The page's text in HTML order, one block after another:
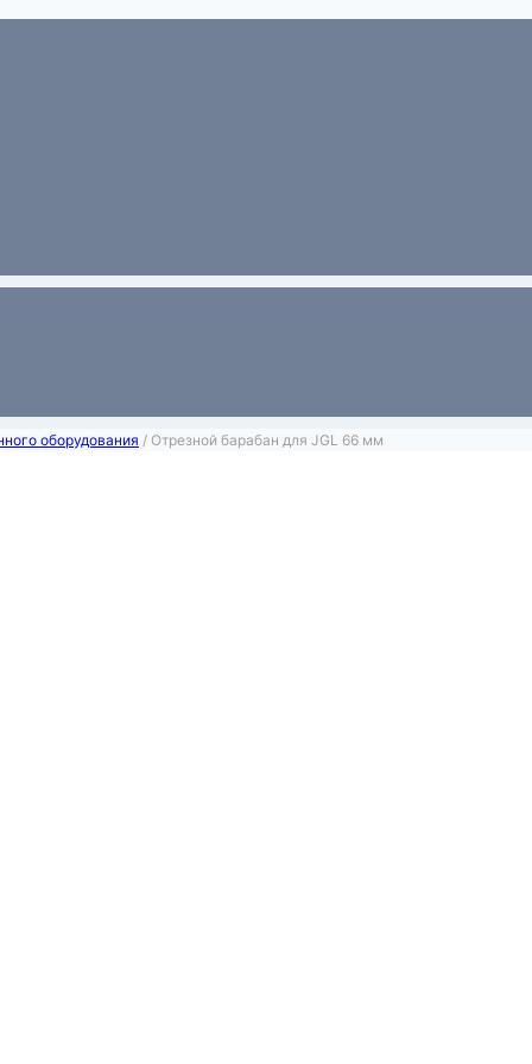
оборудования / Отрезной барабан для JGL 66 мм